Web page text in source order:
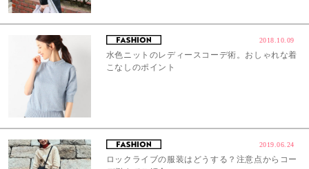
2018.10.09
水色ニットのレディースコーデ術。おしゃれな着
こなしのポイント
2019.06.24
ロックライブの服装はどうする？注意点からコー